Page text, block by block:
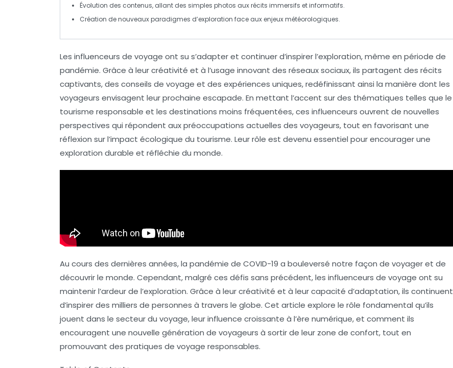
Évolution des contenus, allant des simples photos aux récits immersifs et informatifs.
Création de nouveauxparadigmes d’exploration face aux enjeux météorologiques.
Les influenceurs de voyage ont su s’adapter et continuer d’inspirer l’exploration, même en période de
pandémie. Grâce à leur créativité et à l’usage innovant des réseaux sociaux, ils partagent des récits
captivants, des conseils de voyage et des expériences uniques, redéfinissant ainsi la manière dont les
voyageurs envisagent leur prochaine escapade. En mettant l’accent sur des thématiques telles que le
tourisme responsable et les destinations moins fréquentées, ces influenceurs ouvrent de nouvelles
perspectives qui répondent aux préoccupations actuelles des voyageurs, tout en favorisant une
réflexion sur l’impact écologique du tourisme. Leur rôle est devenu essentiel pour encourager une
exploration durable et réfléchie du monde.
Au cours des dernières années, la pandémie de COVID-19 a bouleversé notre façon de voyager et de
découvrir le monde. Cependant, malgré ces défis sans précédent, les influenceurs de voyage ont su
maintenir l’ardeur de l’exploration. Grâce à leur créativité et à leur capacité d’adaptation, ils continuent
d’inspirer des milliers de personnes à travers le globe. Cet article explore le rôle fondamental qu’ils
jouent dans le secteur du voyage, leur influence croissante à l’ère numérique, et comment ils
encouragent une nouvelle génération de voyageurs à sortir de leur zone de confort, tout en
promouvant des pratiques de voyage responsables.